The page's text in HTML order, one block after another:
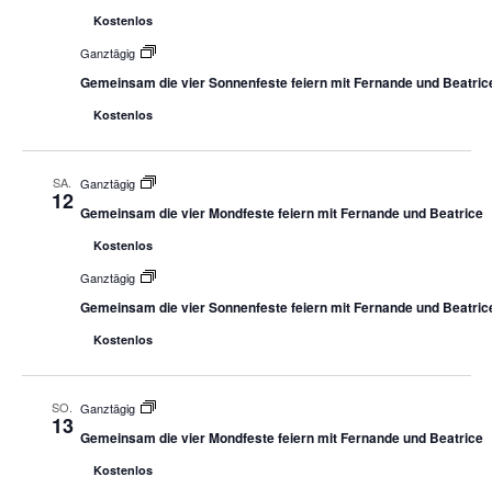
Kostenlos
Ganztägig
Gemeinsam die vier Sonnenfeste feiern mit Fernande und
Kostenlos
SA.
12
Ganztägig
Gemeinsam die vier Mondfeste feiern mit Fernande und Beatrice
Kostenlos
Ganztägig
Gemeinsam die vier Sonnenfeste feiern mit Fernande und
Kostenlos
SO.
13
Ganztägig
Gemeinsam die vier Mondfeste feiern mit Fernande und Beatrice
Kostenlos